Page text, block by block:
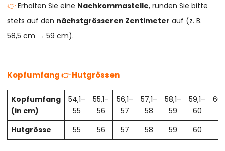
👉Erhalten Sie eine Nachkommastelle, runden Sie bitte
stets auf den nächstgrösseren Zentimeter auf (z. B.
58,5 cm → 59 cm).
Kopfumfang 👉 Hutgrössen
Kopfumfang
(in cm)
54,1–
55
55,1–
56
56,1–
57
57,1–
58
58,1–
59
59,1–
60
Hutgrösse
55 56 57 58 59 60